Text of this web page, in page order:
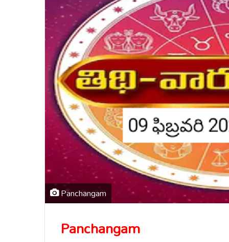
Panchangam
Panchangam